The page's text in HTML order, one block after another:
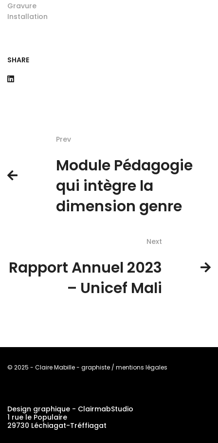
Gravure
Installation
SHARE
Prev
Module Pédagogie
qui intègre la
dimension genre
Next
Rapport Annuel 2023
– Unicef Mali
© 2025 - Claire Mabille - graphiste / mentions légales
Design graphique - ClairmabStudio
1 rue le Populaire
29730 Léchiagat-Tréffiagat